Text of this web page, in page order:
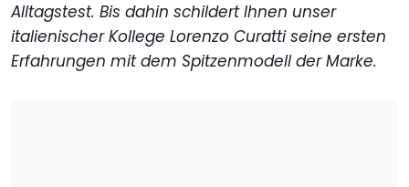
Alltagstest. Bis dahin schildert Ihnen unser
italienischer Kollege Lorenzo Curatti seine ersten
Erfahrungen mit dem Spitzenmodell der Marke.